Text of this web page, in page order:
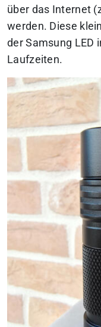
über das Internet
werden. Diese
der Samsung LED
Laufzeiten.